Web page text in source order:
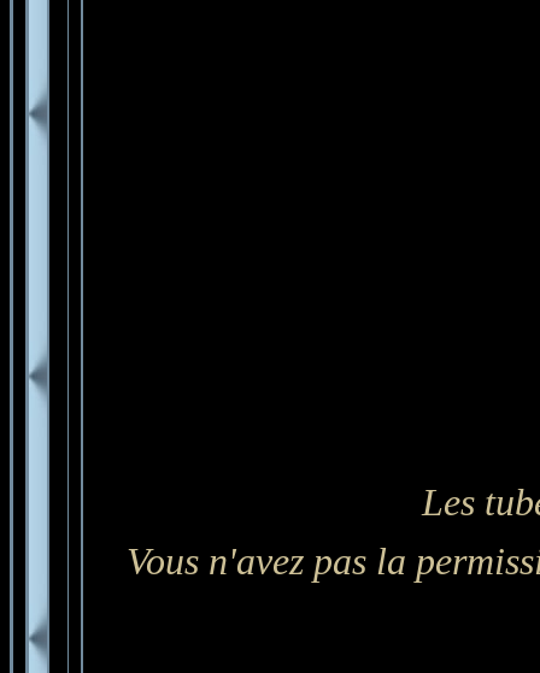
Les
Vous n'avez pas la